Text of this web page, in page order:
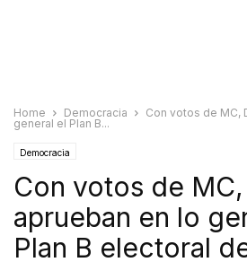
Home Democracia
Con votos de MC,
general el Plan B...
Democracia
Con votos de
aprueban en lo
Plan B electoral